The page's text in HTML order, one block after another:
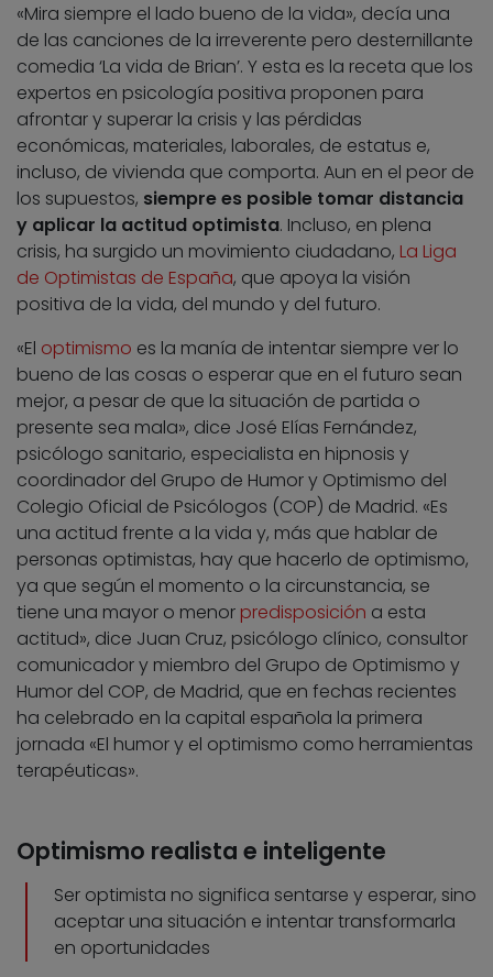
«Mira siempre el lado bueno de la vida», decía una
de las canciones de la irreverente pero desternillante
comedia ‘La vida de Brian’. Y esta es la receta que los
expertos en psicología positiva proponen para
afrontar y superar la crisis y las pérdidas
económicas, materiales, laborales, de estatus e,
incluso, de vivienda que comporta. Aun en el peor de
los supuestos, siempre es posible tomar distancia
y aplicar la actitud optimista. Incluso, en plena
crisis, ha surgido un movimiento ciudadano, La Liga
de Optimistas de España, que apoya la visión
positiva de la vida, del mundo y del futuro.
«El optimismo es la manía de intentar siempre ver lo
bueno de las cosas o esperar que en el futuro sean
mejor, a pesar de que la situación de partida o
presente sea mala», dice José Elías Fernández,
psicólogo sanitario, especialista en hipnosis y
coordinador del Grupo de Humor y Optimismo del
Colegio Oficial de Psicólogos (COP) de Madrid. «Es
una actitud frente a la vida y, más que hablar de
personas optimistas, hay que hacerlo de optimismo,
ya que según el momento o la circunstancia, se
tiene una mayor o menor predisposición a esta
actitud», dice Juan Cruz, psicólogo clínico, consultor
comunicador y miembro del Grupo de Optimismo y
Humor del COP, de Madrid, que en fechas recientes
ha celebrado en la capital española la primera
jornada «El humor y el optimismo como herramientas
terapéuticas».
Optimismo realista e inteligente
Ser optimista no significa sentarse y esperar, sino
aceptar una situación e intentar transformarla
en oportunidades